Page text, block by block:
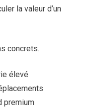
la valeur d’un
concrets.
élevé
premium